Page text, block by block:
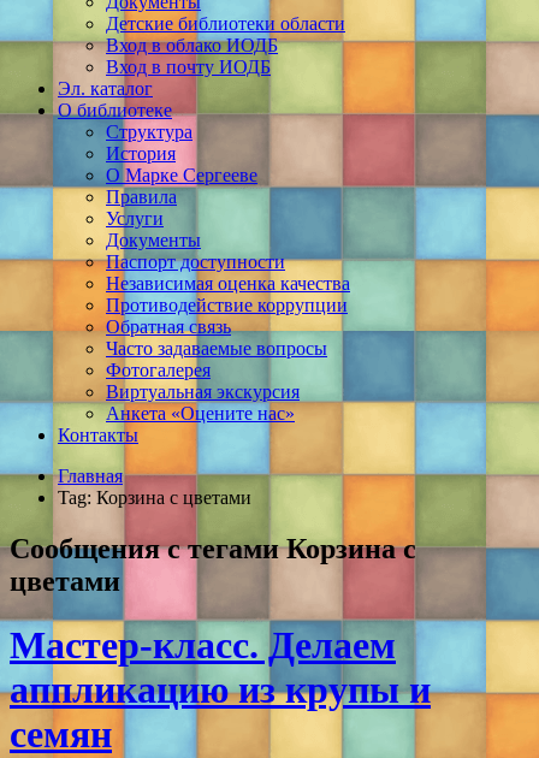
Детские библиотеки области
Вход в облако ИОДБ
Вход в почту ИОДБ
Эл. каталог
О библиотеке
Структура
История
О Марке Сергееве
Правила
Услуги
Документы
Паспорт доступности
Независимая оценка качества
Противодействие коррупции
Обратная связь
Часто задаваемые вопросы
Фотогалерея
Виртуальная экскурсия
Анкета «Оцените нас»
Контакты
Главная
Tag: Корзина с цветами
Сообщения с тегамиКорзина с
цветами
Мастер-класс. Делаем
аппликацию из крупы и
семян